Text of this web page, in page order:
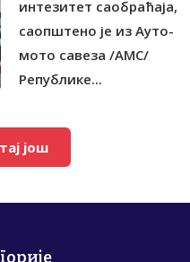
интезитет саобраћаја,
саопштено је из Ауто-
мото савеза /АМС/
Републике...
још